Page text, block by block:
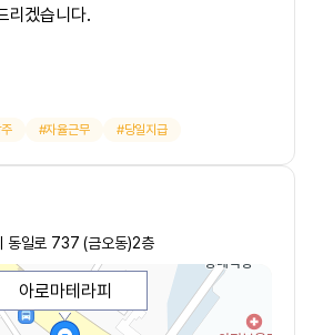
리겠습니다.
자율근무 당일지급
동일로 737 (금오동)2층
아로마테라피